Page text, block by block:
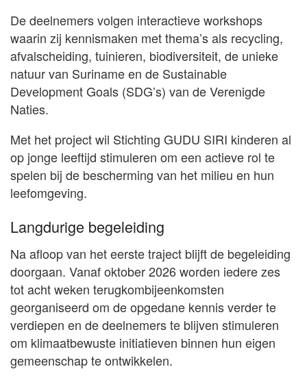
De deelnemers volgen interactieve workshops
waarin zij kennismaken met thema’s als recycling,
afvalscheiding, tuinieren, biodiversiteit, de unieke
natuur van Suriname en de Sustainable
Development Goals (SDG’s) van de Verenigde
Naties.
Met het project wil Stichting GUDU SIRI kinderen al
op jonge leeftijd stimuleren om een actieve rol te
spelen bij de bescherming van het milieu en hun
leefomgeving.
Langdurige begeleiding
Na afloop van het eerste traject blijft de begeleiding
doorgaan. Vanaf oktober 2026 worden iedere zes
tot acht weken terugkombijeenkomsten
georganiseerd om de opgedane kennis verder te
verdiepen en de deelnemers te blijven stimuleren
om klimaatbewuste initiatieven binnen hun eigen
gemeenschap te ontwikkelen.